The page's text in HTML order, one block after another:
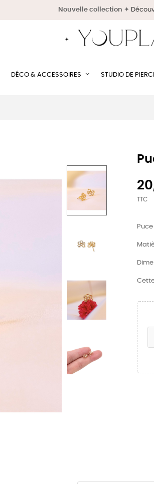
Nouvelle collection ✦
DÉCO & ACCESSOIRES STUDIO DE
TTC